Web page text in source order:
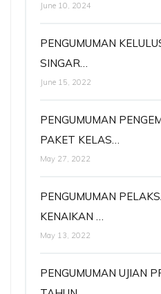
June 10, 2024
PENGUMUMAN
SINGAR…
June 15, 2022
PENGUMUMAN
PAKET KELAS…
May 27, 2022
PENGUMUMAN
KENAIKAN …
May 13, 2022
PENGUMUMAN UJIAN